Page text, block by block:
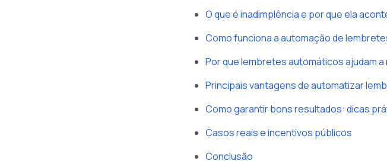
O que é inadimplência e por que ela
Como funciona a automação de
Por que lembretes automáticos ajudam a
Principais vantagens de automatizar
Como garantir bons resultados: dicas
Casos reais e incentivos públicos
Conclusão